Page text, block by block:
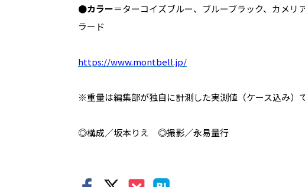
●カラー＝ターコイズブルー、ブルーブラック、カメ
ラード
https://www.montbell.jp/
※重量は編集部が独自に計測した実測値（ケース込み）で
◎構成／坂本りえ ◎撮影／永易量行